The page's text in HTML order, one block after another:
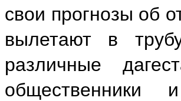
свои прогнозы об
вылетают в
различные
общественники